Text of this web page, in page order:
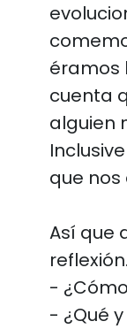
éramos
cuenta
alguien
que
Así que
-
- ¿Qué